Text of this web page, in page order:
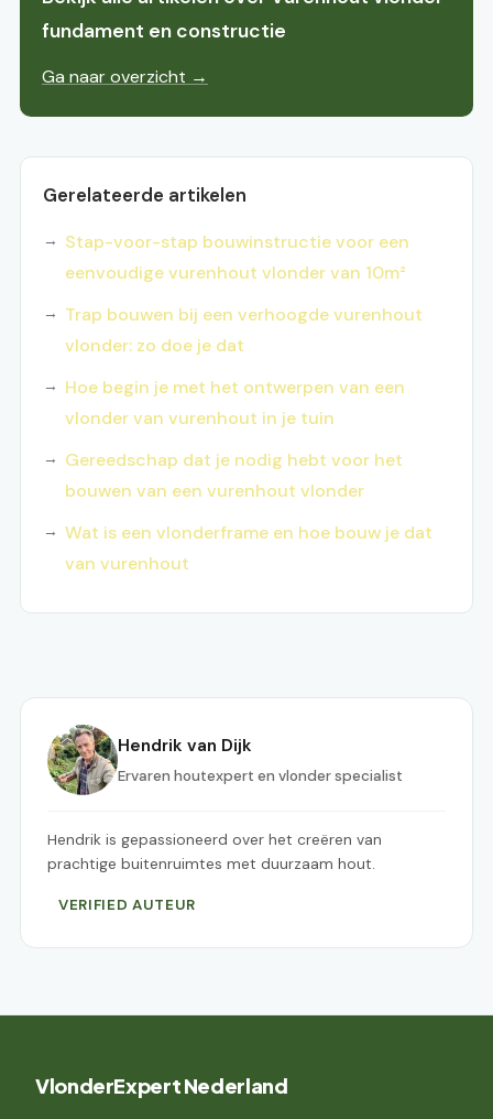
fundament en constructie
Ga naar overzicht →
Gerelateerde artikelen
Stap-voor-stap bouwinstructie voor een
eenvoudige vurenhout vlonder van 10m²
Trap bouwen bij een verhoogde vurenhout
vlonder: zo doe je dat
Hoe begin je met het ontwerpen van een
vlonder van vurenhout in je tuin
Gereedschap dat je nodig hebt voor het
bouwen van een vurenhout vlonder
Wat is een vlonderframe en hoe bouw je dat
van vurenhout
Hendrik van Dijk
Ervaren houtexpert en vlonder specialist
Hendrik is gepassioneerd over het creëren van
prachtige buitenruimtes met duurzaam hout.
VERIFIED AUTEUR
VlonderExpert Nederland